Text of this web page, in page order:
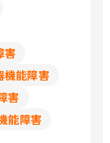
害
機能障害
害
能障害